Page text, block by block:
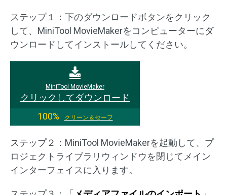
ステップ１：下のダウンロードボタンをクリック
して、MiniTool MovieMakerをコンピューターにダ
ウンロードしてインストールしてください。
MiniTool MovieMaker
クリックしてダウンロード
100%
クリーン＆セーフ
ステップ２：MiniTool MovieMakerを起動して、プ
ロジェクトライブラリウィンドウを閉じてメイン
インターフェイスに入ります。